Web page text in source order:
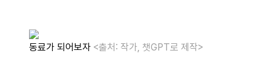
동료가 되어보자 <출처: 작가, 챗GPT로 제작>